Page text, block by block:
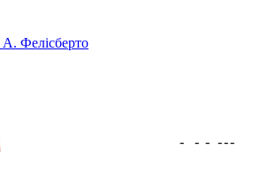
А. Фелісберто
- - - ---